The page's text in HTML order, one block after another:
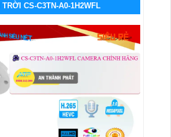
CS-C3TN-A0-1H2WFL